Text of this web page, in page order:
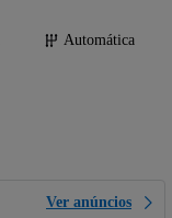
Automática
Ver anúncios